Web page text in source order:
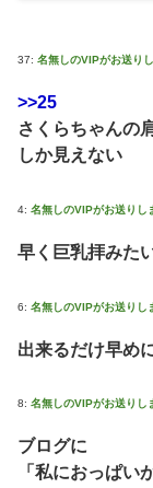
37: 名無しのVIPがお送り
>>25
さくらちゃんの
しか見えない
4: 名無しのVIPがお送りし
早く巨乳拝みた
6: 名無しのVIPがお送りし
出来るだけ早め
8: 名無しのVIPがお送りし
ブログに
「私におっぱい